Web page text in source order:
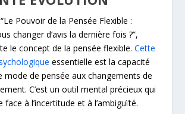
Pouvoir de la Pensée Flexible :
changer d’avis la dernière fois ?”,
le concept de la pensée flexible.Cette
essentielle est la capacité
mode de pensée aux changements de
C’est un outil mental précieux qui
à l’incertitude et à l’ambiguïté.